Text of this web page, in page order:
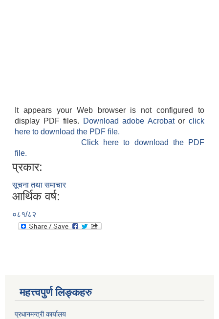
It appears your Web browser is not configured to
display PDF files.
Download adobe Acrobatorclick
here to download the PDF file.
Click here to download the PDF
file.
प्रकार:
सूचना तथा समाचार
आर्थिक वर्ष:
०८१/८२
महत्त्वपुर्ण लिङ्कहरु
प्रधानमन्त्री कार्यालय